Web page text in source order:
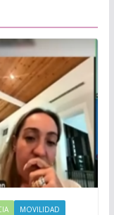
MOVILIDAD